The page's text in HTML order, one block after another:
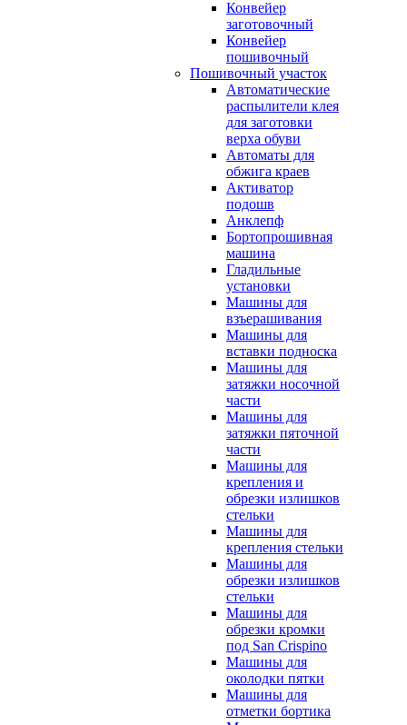
Конвейер
заготовочный
Конвейер
пошивочный
Пошивочный участок
Автоматические
распылители клея
для заготовки
верха обуви
Автоматы для
обжига краев
Активатор
подошв
Анклепф
Бортопрошивная
машина
Гладильные
установки
Машины для
взъерашивания
Машины для
вставки подноска
Машины для
затяжки носочной
части
Машины для
затяжки пяточной
части
Машины для
крепления и
обрезки излишков
стельки
Машины для
крепления стельки
Машины для
обрезки излишков
стельки
Машины для
обрезки кромки
под San Crispino
Машины для
околодки пятки
Машины для
отметки бортика